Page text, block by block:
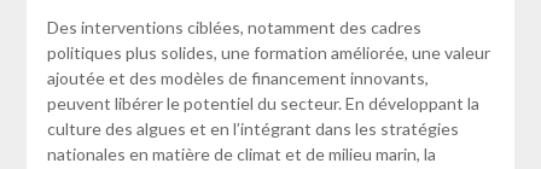
Des interventions ciblées, notamment des cadres
politiques plus solides, une formation améliorée, une valeur
ajoutée et des modèles de financement innovants,
peuvent libérer le potentiel du secteur. En développant la
culture des algues et en l’intégrant dans les stratégies
nationales en matière de climat et de milieu marin, la